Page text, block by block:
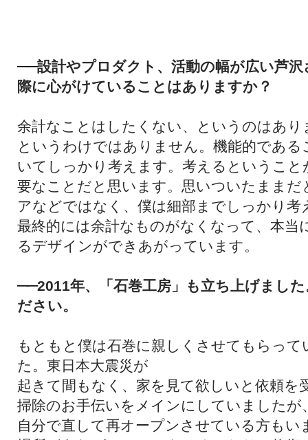
──設計やプロダクト、活動の幅が広い芦
際に心がけていることはありますか？
余計なことはしたくない、というのはあ
というわけではありません。機能的であ
いてしっかり考えます。考えるというこ
要なことだと思います。思いついたまま
アなどではなく、僕は細部までしっかり
最終的には余計なものがなくなって、本当
るデザインができあがっています。
──2011年、「石巻工房」も立ち上げまし
ださい。
もともと僕は石巻に親しくさせてもらっ
た。東日本大震災が
起きて間もなく、家を見て欲しいと依頼を
掃除のお手伝いをメインにしていました
自分で直して再オープンさせている方も